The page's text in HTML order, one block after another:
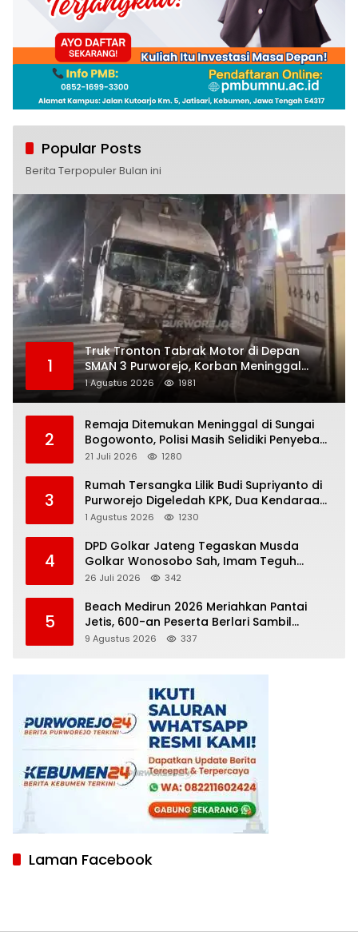
Popular Posts
Berita Terpopuler Bulan ini
1
Truk Tronton Tabrak Motor di Depan
SMAN 3 Purworejo, Korban Meninggal
Dunia, Polisi Masih Selidiki Penyebab
1 Agustus 2026 1981
2
Remaja Ditemukan Meninggal di Sungai
Bogowonto, Polisi Masih Selidiki Penyebab
Kematian
21 Juli 2026 1280
3
Rumah Tersangka Lilik Budi Supriyanto di
Purworejo Digeledah KPK, Dua Kendaraan
Diamankan
1 Agustus 2026 1230
4
DPD Golkar Jateng Tegaskan Musda
Golkar Wonosobo Sah, Imam Teguh
Purnomo Terpilih Secara Aklamasi
26 Juli 2026 342
5
Beach Medirun 2026 Meriahkan Pantai
Jetis, 600-an Peserta Berlari Sambil
Promosikan Wisata Pesisir Purworejo
9 Agustus 2026 337
Laman Facebook